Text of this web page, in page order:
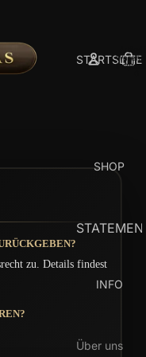
STARTSEITE
SHOP
HEMDEN
SERIES
INFO
Über uns
zu. Details findest